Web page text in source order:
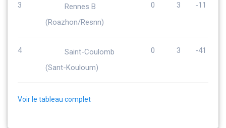
3
Rennes B
(Roazhon/Resnn)
0 3 -11
4
Saint-Coulomb
(Sant-Kouloum)
0 3 -41
Voir le tableau complet